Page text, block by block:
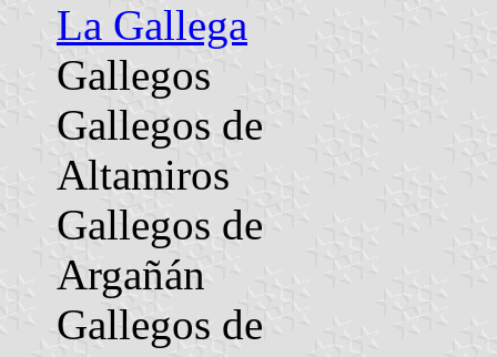
La Gallega
Gallegos
Gallegos de
Altamiros
Gallegos de
Argañán
Gallegos de